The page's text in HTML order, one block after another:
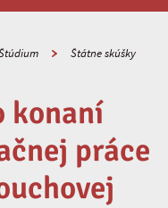
Štátne skúšky
konaní
práce